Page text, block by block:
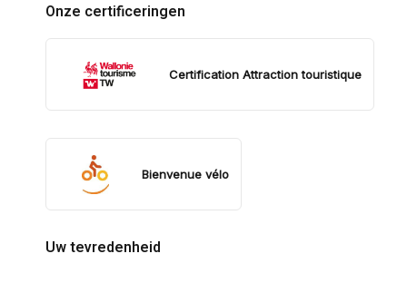
Onze certificeringen
Certification Attraction touristique
Bienvenue vélo
Uw tevredenheid